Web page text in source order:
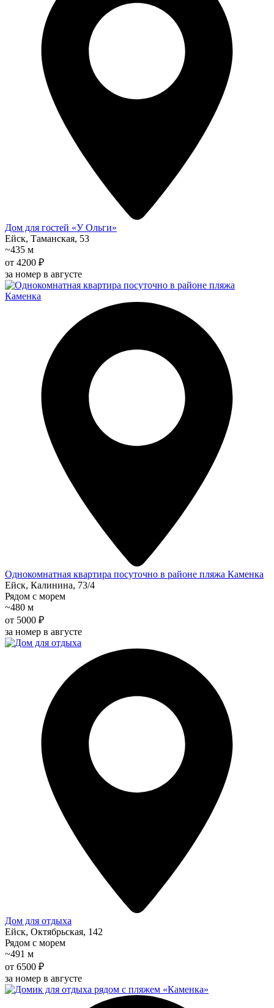
Дом для гостей «У Ольги»
Ейск, Таманская, 53
~435 м
от 4200 ₽
за номер в августе
Однокомнатная квартира посуточно в районе пляжа Каменка
Ейск, Калинина, 73/4
Рядом с морем
~480 м
от 5000 ₽
за номер в августе
Дом для отдыха
Ейск, Октябрьская, 142
Рядом с морем
~491 м
от 6500 ₽
за номер в августе